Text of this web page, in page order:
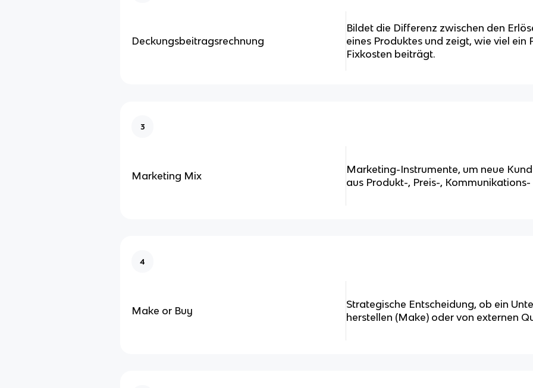
Deckungsbeitragsrechnung
Bildet die Differenz zwischen den
eines Produktes und zeigt, wie viel ein
Fixkosten beiträgt.
3
Marketing Mix
Marketing-Instrumente, um neue
aus Produkt-, Preis-,
4
Make or Buy
Strategische Entscheidung, ob ein
herstellen (Make) oder von externen